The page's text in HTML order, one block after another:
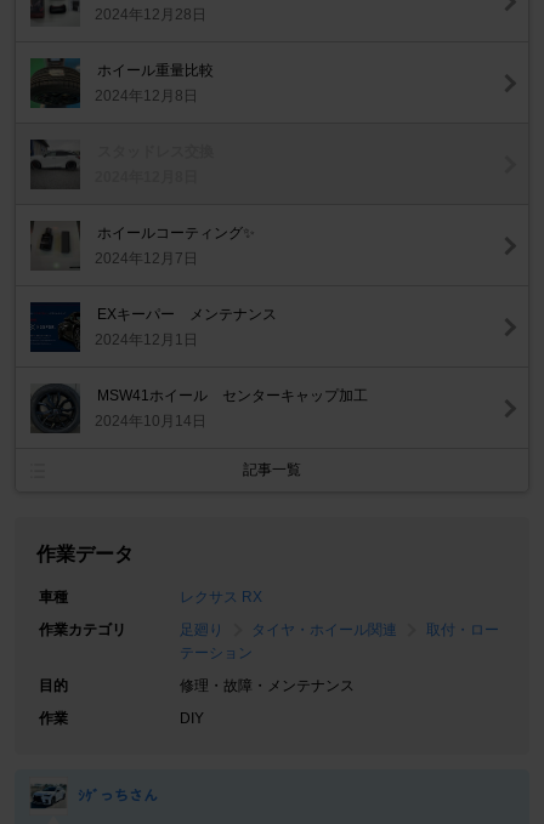
2024年12月28日
ホイール重量比較
2024年12月8日
ホイールコーティング✨
2024年12月7日
EXキーパー メンテナンス
2024年12月1日
MSW41ホイール センターキャップ加工
2024年10月14日
記事一覧
作業データ
車種
レクサス RX
作業カテゴリ
足廻り タイヤ・ホイール関連
取付・ロー
テーション
目的
修理・故障・メンテナンス
作業
DIY
ｼｹﾞっちさん